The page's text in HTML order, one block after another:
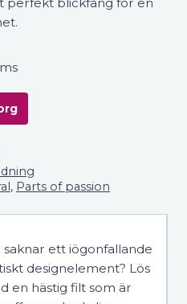
, Parts of passion
ett iögonfallande
designelement? Lös
en hästig filt som är